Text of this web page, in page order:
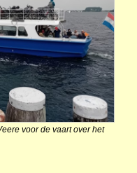
voor de vaart over het